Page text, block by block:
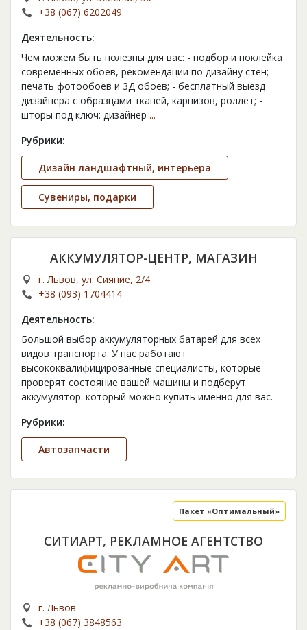
+38 (067) 6202049
Деятельность:
Чем можем быть полезны для вас: - подбор и поклейка
современных обоев, рекомендации по дизайну стен; -
печать фотообоев и 3Д обоев; - бесплатный выезд
дизайнера с образцами тканей, карнизов, роллет; -
шторы под ключ: дизайнер ...
Рубрики:
Дизайн ландшафтный, интерьера
Сувениры, подарки
АККУМУЛЯТОР-ЦЕНТР, МАГАЗИН
г. Львов, ул. Сияние, 2/4
+38 (093) 1704414
Деятельность:
Большой выбор аккумуляторных батарей для всех
видов транспорта. У нас работают
высококвалифицированные специалисты, которые
проверят состояние вашей машины и подберут
аккумулятор. который можно купить именно для вас.
Рубрики:
Автозапчасти
СИТИАРТ, РЕКЛАМНОЕ АГЕНТСТВО
Пакет «Оптимальный»
г. Львов
+38 (067) 3848563